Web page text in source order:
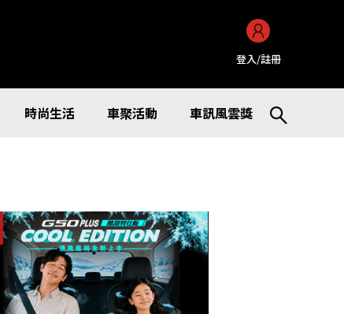
登入/註冊
時尚生活 車聚活動 車訊風雲獎